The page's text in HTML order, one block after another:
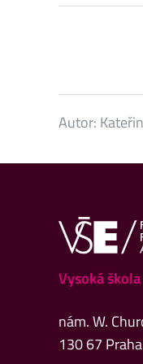
Autor:
Vysoká
nám. W.
130 67